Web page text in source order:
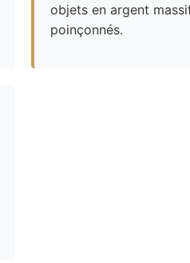
objets en argent
poinçonnés.